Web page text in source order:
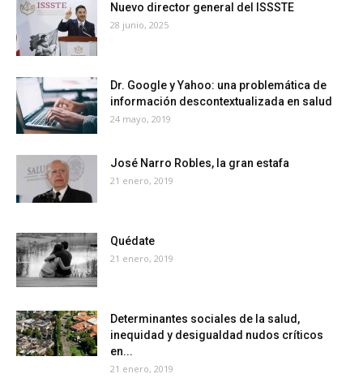
Nuevo director general del ISSSTE
28 junio, 2025
Dr. Google y Yahoo: una problemática de
información descontextualizada en salud
24 mayo, 2019
José Narro Robles, la gran estafa
21 enero, 2019
Quédate
21 enero, 2019
Determinantes sociales de la salud,
inequidad y desigualdad nudos críticos
en...
21 enero, 2019